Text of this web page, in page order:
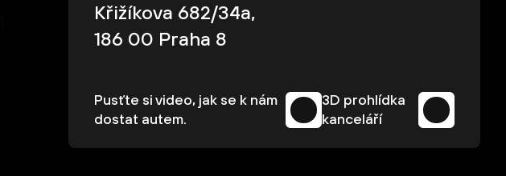
Křižíkova 682/34a,
186 00 Praha 8
Pusťte si video, jak se k nám
dostat autem.
3D prohlídka
kanceláří